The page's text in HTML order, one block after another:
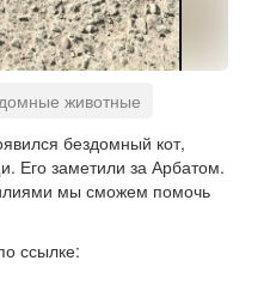
животные
бездомный кот,
Его заметили за Арбатом.
мы сможем помочь
ссылке: